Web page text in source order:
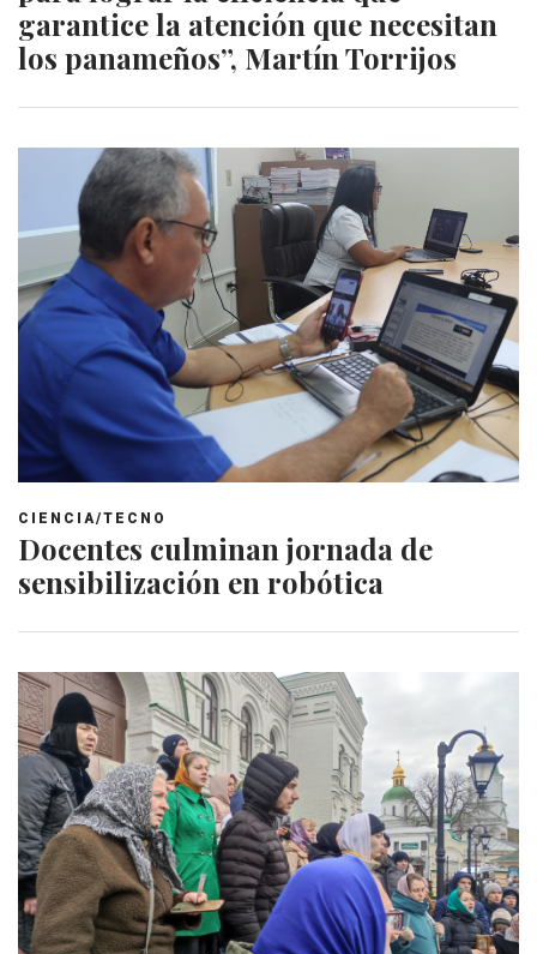
garantice la atención que necesitan
los panameños”, Martín Torrijos
CIENCIA/TECNO
Docentes culminan jornada de
sensibilización en robótica